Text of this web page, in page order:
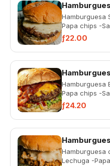
Hamburguesa
Papa chips -
ƒ22.00
Hamburguesa
Papa chips -
ƒ24.20
Hamburguesa
Lechuga -